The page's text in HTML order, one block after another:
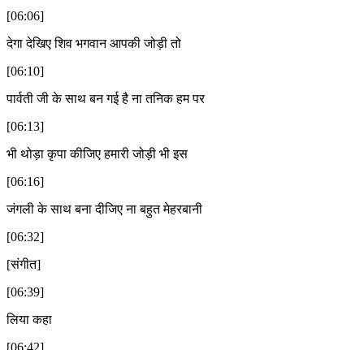
[06:06]
देगा देखिए शिव भगवान आपकी जोड़ी तो
[06:10]
पार्वती जी के साथ बन गई है ना तनिक हम पर
[06:13]
भी थोड़ा कृपा कीजिए हमारी जोड़ी भी इस
[06:16]
जंगली के साथ बना दीजिए ना बहुत मेहरबानी
[06:32]
[संगीत]
[06:39]
लिया कहा
[06:42]